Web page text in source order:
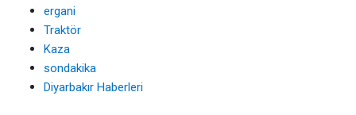
ergani
Traktör
Kaza
sondakika
Diyarbakır Haberleri